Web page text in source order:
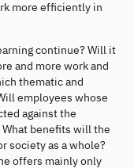
more efficiently in
continue? Will it
and more work and
thematic and
employees whose
against the
benefits will the
society as a whole?
offers mainly only